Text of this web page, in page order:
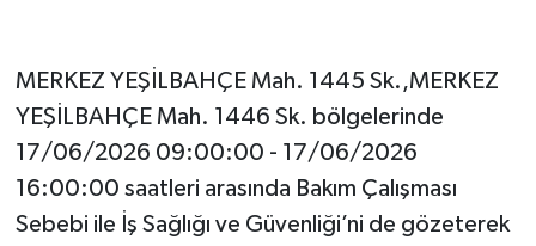
MERKEZ YEŞİLBAHÇE Mah. 1445 Sk.,MERKEZ
YEŞİLBAHÇE Mah. 1446 Sk. bölgelerinde
17/06/2026 09:00:00 - 17/06/2026
16:00:00 saatleri arasında Bakım Çalışması
Sebebi ile İş Sağlığı ve Güvenliği’ni de gözeterek